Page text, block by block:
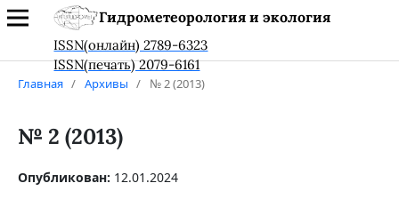
Гидрометеорология и экология
ISSN(онлайн) 2789-6323
ISSN(печать) 2079-6161
Главная / Архивы / № 2 (2013)
№ 2 (2013)
Опубликован: 12.01.2024